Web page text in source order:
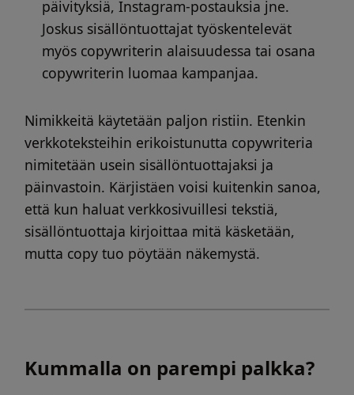
päivityksiä, Instagram-postauksia jne.
Joskus sisällöntuottajat työskentelevät
myös copywriterin alaisuudessa tai osana
copywriterin luomaa kampanjaa.
Nimikkeitä käytetään paljon ristiin. Etenkin
verkkoteksteihin erikoistunutta copywriteria
nimitetään usein sisällöntuottajaksi ja
päinvastoin. Kärjistäen voisi kuitenkin sanoa,
että kun haluat verkkosivuillesi tekstiä,
sisällöntuottaja kirjoittaa mitä käsketään,
mutta copy tuo pöytään näkemystä.
Kummalla on parempi palkka?